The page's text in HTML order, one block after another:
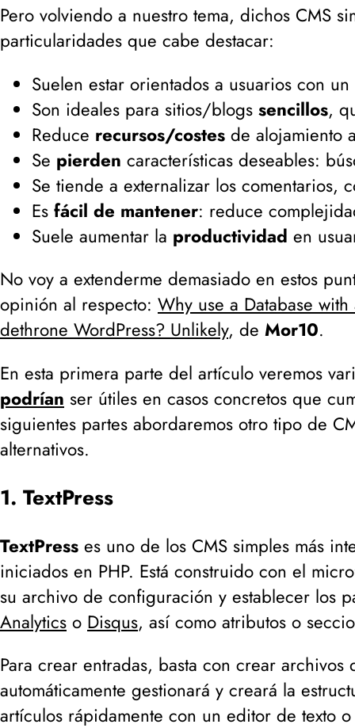
Pero volviendo a nuestro tema, dichos CMS
particularidades que cabe destacar:
Suelen estar orientados a usuarios con un
Son ideales para sitios/blogs sencillos,
Reduce recursos/costes de alojamiento
Se pierden características deseables:
Se tiende a externalizar los comentarios,
Es fácil de mantener: reduce
Suele aumentar la productividad en
No voy a extenderme demasiado en estos
opinión al respecto: Why use a Database with
dethrone WordPress? Unlikely, de Mor10.
En esta primera parte del artículo veremos
podrían ser útiles en casos concretos que
siguientes partes abordaremos otro tipo de
alternativos.
1. TextPress
TextPress es uno de los CMS simples más
iniciados en PHP. Está construido con el
su archivo de configuración y establecer los
Analytics o Disqus, así como atributos o
Para crear entradas, basta con crear
automáticamente gestionará y creará la
artículos rápidamente con un editor de texto